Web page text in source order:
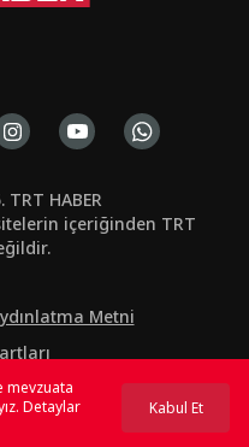
HABER
içeriğinden TRT
Metni
mevzuata
Detaylar
Kabul Et